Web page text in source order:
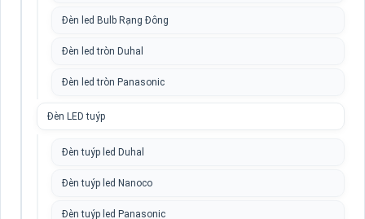
Đèn led Bulb Rạng Đông
Đèn led tròn Duhal
Đèn led tròn Panasonic
Đèn LED tuýp
Đèn tuýp led Duhal
Đèn tuýp led Nanoco
Đèn tuýp led Panasonic